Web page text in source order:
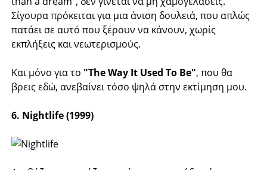
Σίγουρα πρόκειται για μια άνιση δουλειά, που απλώς
πατάει σε αυτό που ξέρουν να κάνουν, χωρίς
εκπλήξεις και νεωτερισμούς.
Και μόνο για το "The Way It Used To Be", που θα
βρεις εδώ, ανεβαίνει τόσο ψηλά στην εκτίμηση μου.
6. Nightlife (1999)